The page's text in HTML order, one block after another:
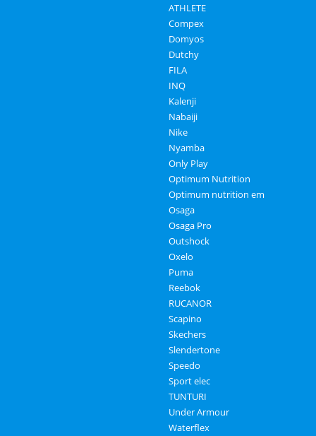
ATHLETE
Compex
Domyos
Dutchy
FILA
INQ
Kalenji
Nabaiji
Nike
Nyamba
Only Play
Optimum Nutrition
Optimum nutrition em
Osaga
Osaga Pro
Outshock
Oxelo
Puma
Reebok
RUCANOR
Scapino
Skechers
Slendertone
Speedo
Sport elec
TUNTURI
Under Armour
Waterflex